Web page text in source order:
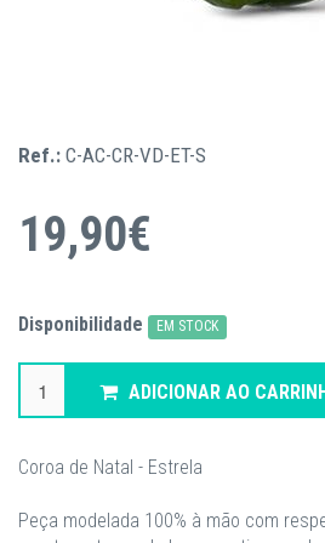
Ref.: C-AC-CR-VD-ET-S
19,90€
Disponibilidade EM STOCK
ADICIONAR AO
Coroa de Natal - Estrela
Peça modelada 100% à mão com